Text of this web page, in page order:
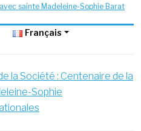
sainte Madeleine-Sophie Barat
Français
la Société : Centenaire de la
Sophie